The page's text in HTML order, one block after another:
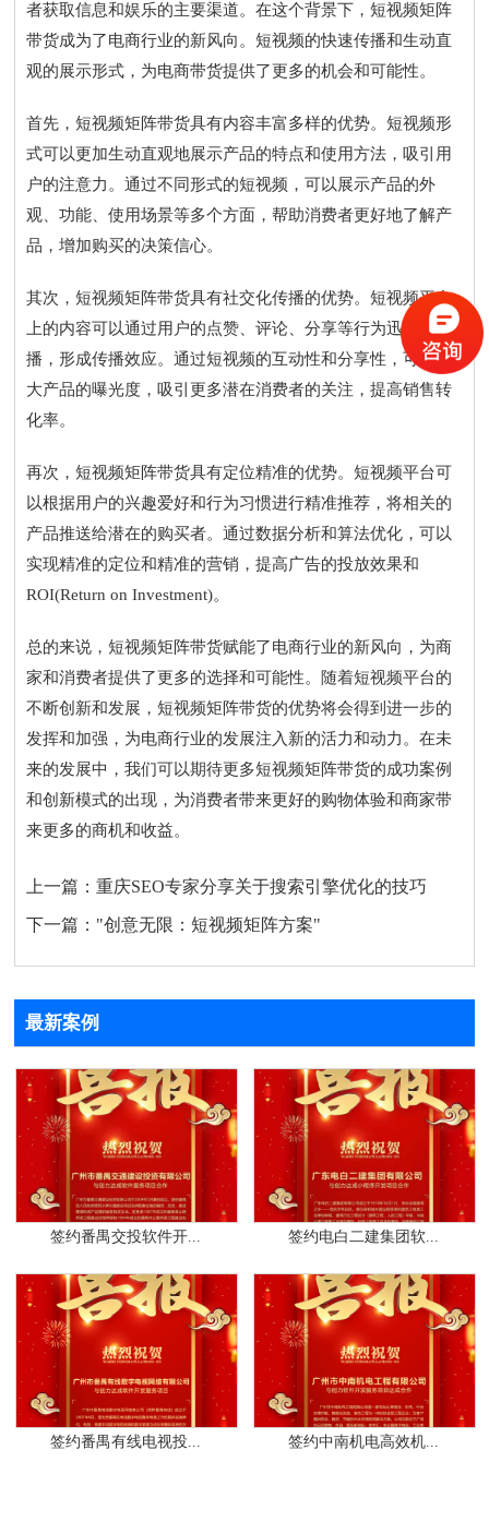
者获取信息和娱乐的主要渠道。在这个背景下，短视频矩阵
带货成为了电商行业的新风向。短视频的快速传播和生动直
观的展示形式，为电商带货提供了更多的机会和可能性。
首先，短视频矩阵带货具有内容丰富多样的优势。短视频形
式可以更加生动直观地展示产品的特点和使用方法，吸引用
户的注意力。通过不同形式的短视频，可以展示产品的外
观、功能、使用场景等多个方面，帮助消费者更好地了解产
品，增加购买的决策信心。
其次，短视频矩阵带货具有社交化传播的优势。短视频平台
上的内容可以通过用户的点赞、评论、分享等行为迅速传
播，形成传播效应。通过短视频的互动性和分享性，可以扩
大产品的曝光度，吸引更多潜在消费者的关注，提高销售转
化率。
再次，短视频矩阵带货具有定位精准的优势。短视频平台可
以根据用户的兴趣爱好和行为习惯进行精准推荐，将相关的
产品推送给潜在的购买者。通过数据分析和算法优化，可以
实现精准的定位和精准的营销，提高广告的投放效果和
ROI(Return on Investment)。
总的来说，短视频矩阵带货赋能了电商行业的新风向，为商
家和消费者提供了更多的选择和可能性。随着短视频平台的
不断创新和发展，短视频矩阵带货的优势将会得到进一步的
发挥和加强，为电商行业的发展注入新的活力和动力。在未
来的发展中，我们可以期待更多短视频矩阵带货的成功案例
和创新模式的出现，为消费者带来更好的购物体验和商家带
来更多的商机和收益。
上一篇：重庆SEO专家分享关于搜索引擎优化的技巧
下一篇： "创意无限：短视频矩阵方案"
最新案例
签约番禺交投软件开... 签约电白二建集团软...
签约番禺有线电视投... 签约中南机电高效机...